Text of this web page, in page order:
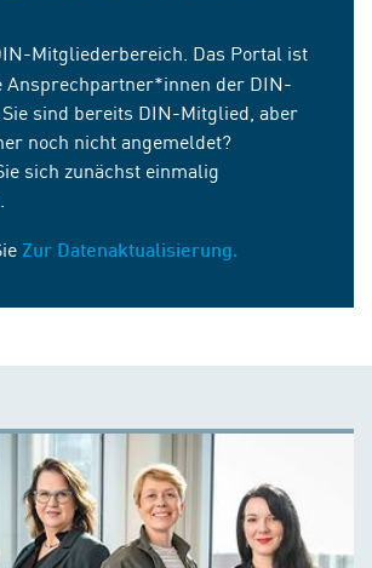
Mitgliederbereich. Das Portal ist
Ansprechpartner*innen der DIN-
sind bereits DIN-Mitglied, aber
noch nicht angemeldet?
sich zunächst einmalig
Zur Datenaktualisierung.